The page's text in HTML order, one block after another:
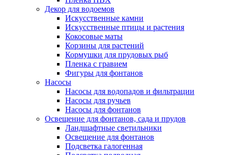
Декор для водоемов
Искусственные камни
Искусственные птицы и растения
Кокосовые маты
Корзины для растений
Кормушки для прудовых рыб
Пленка с гравием
Фигуры для фонтанов
Насосы
Насосы для водопадов и фильтрации
Насосы для ручьев
Насосы для фонтанов
Освещение для фонтанов, сада и прудов
Ландшафтные светильники
Освещение для фонтанов
Подсветка галогенная